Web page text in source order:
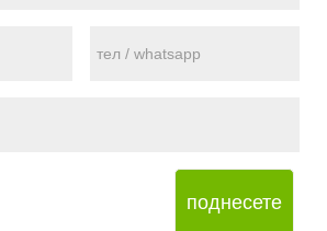
поднесете